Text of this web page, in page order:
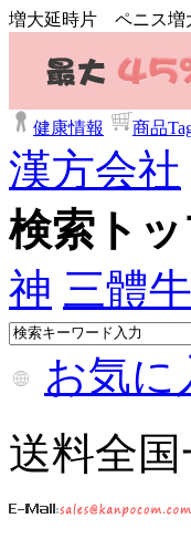
増大延時片 ペニス増
健康情報 商品
漢方会社
検索トッ
神 三體
お気に
送料全